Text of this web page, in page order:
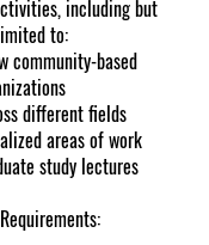
including but
to:
community-based
different fields
areas of work
study lectures